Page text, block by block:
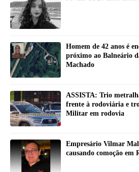
Homem de 42 anos é
próximo ao Balneário
Machado
ASSISTA: Trio
frente à rodoviária e
Militar em rodovia
Empresário Vilmar
causando comoção em